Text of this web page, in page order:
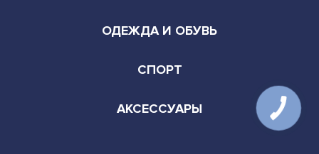
ОДЕЖДА И ОБУВЬ
СПОРТ
АКСЕССУАРЫ